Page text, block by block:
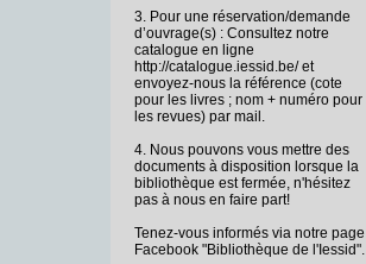
3. Pour une réservation/demande
d’ouvrage(s) : Consultez notre
catalogue en ligne
http://catalogue.iessid.be/ et
envoyez-nous la référence (cote
pour les livres ; nom + numéro pour
les revues) par mail.
4. Nous pouvons vous mettre des
documents à disposition lorsque la
bibliothèque est fermée, n'hésitez
pas à nous en faire part!
Tenez-vous informés via notre page
Facebook "Bibliothèque de l'Iessid".